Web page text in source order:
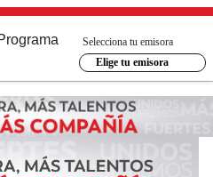
Selecciona tu emisora
Elige tu emisora